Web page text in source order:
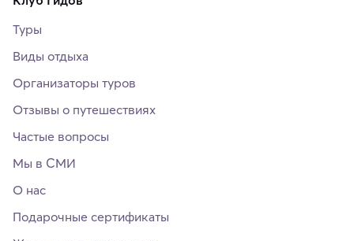
Туры
Виды отдыха
Организаторы туров
Отзывы о путешествиях
Частые вопросы
Мы в СМИ
О нас
Подарочные сертификаты